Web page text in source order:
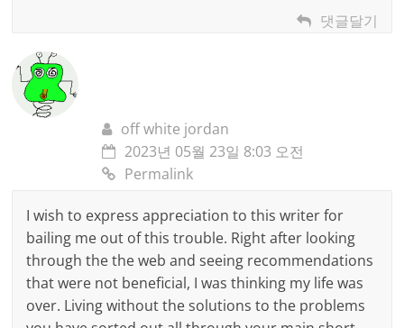
댓글달기
off white jordan
2023년 05월 23일 8:03 오전
Permalink
I wish to express appreciation to this writer for
bailing me out of this trouble. Right after looking
through the the web and seeing recommendations
that were not beneficial, I was thinking my life was
over. Living without the solutions to the problems